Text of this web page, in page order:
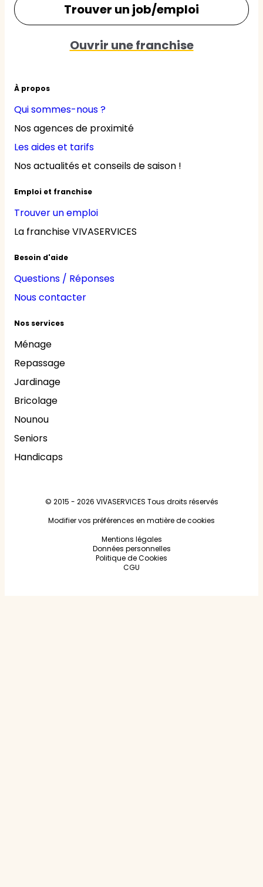
À propos
Qui sommes-nous ?
Nos agences de proximité
Les aides et tarifs
Nos actualités et conseils de saison !
Emploi et franchise
Trouver un emploi
La franchise VIVASERVICES
Besoin d'aide
Questions / Réponses
Nous contacter
Nos services
Ménage
Repassage
Jardinage
Bricolage
Nounou
Seniors
Handicaps
Trouver un job/emploi
Ouvrir une franchise
© 2015 - 2026 VIVASERVICES Tous droits réservés
Modifier vos préférences en matière de cookies
Mentions légales
Données personnelles
Politique de Cookies
CGU